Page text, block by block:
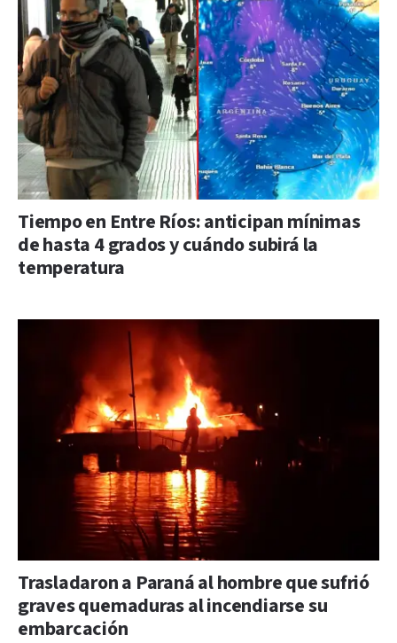
Tiempo en Entre Ríos: anticipan mínimas
de hasta 4 grados y cuándo subirá la
temperatura
Trasladaron a Paraná al hombre que sufrió
graves quemaduras al incendiarse su
embarcación